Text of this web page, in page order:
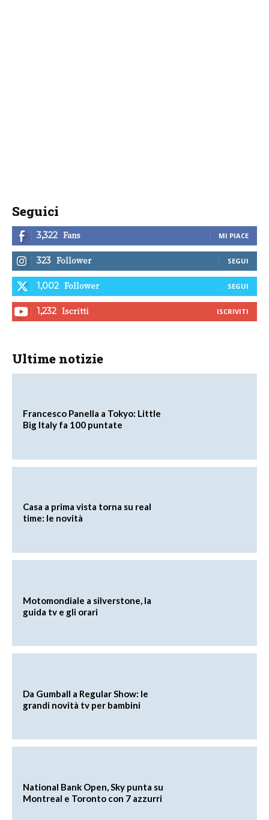
Seguici
3,322 Fans MI PIACE
323 Follower SEGUI
1,002 Follower SEGUI
1,232 Iscritti ISCRIVITI
Ultime notizie
Francesco Panella a Tokyo: Little
Big Italy fa 100 puntate
Casa a prima vista torna su real
time: le novità
Motomondiale a silverstone, la
guida tv e gli orari
Da Gumball a Regular Show: le
grandi novità tv per bambini
National Bank Open, Sky punta su
Montreal e Toronto con 7 azzurri